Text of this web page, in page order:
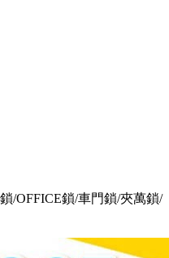
/OFFICE鎖/車門鎖/夾萬鎖/